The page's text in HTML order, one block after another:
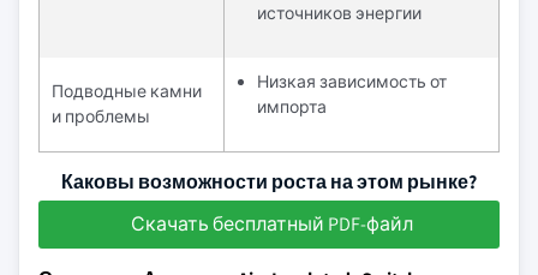
источников энергии
Подводные камни
и проблемы
Низкая зависимость от
импорта
Каковы возможности роста на этом рынке?
Скачать бесплатный PDF-файл